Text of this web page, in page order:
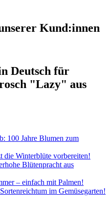
Kund:innen
Deutsch für
"Lazy" aus
100 Jahre Blumen zum
die Winterblüte vorbereiten!
Blütenpracht aus
– einfach mit Palmen!
im Gemüsegarten!